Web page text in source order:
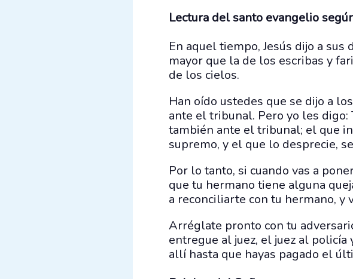
Lectura del santo evangelio
En aquel tiempo, Jesús dijo a sus
mayor que la de los escribas y
de los cielos.
Han oído ustedes que se dijo a
ante el tribunal. Pero yo les digo:
también ante el tribunal; el que
supremo, y el que lo desprecie,
Por lo tanto, si cuando vas a
que tu hermano tiene alguna
a reconciliarte con tu hermano,
Arréglate pronto con tu
entregue al juez, el juez al policía
allí hasta que hayas pagado el